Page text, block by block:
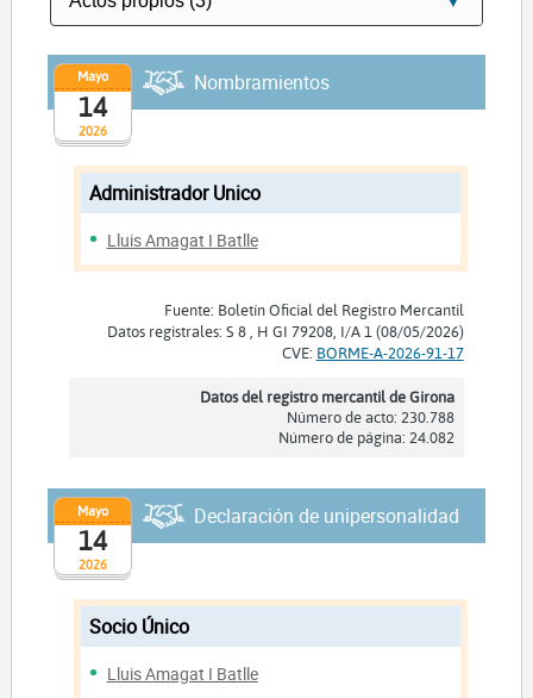
2026
Mayo
14
Nombramientos
Administrador Unico
Lluis Amagat I Batlle
Fuente: Boletín Oficial del Registro Mercantil
Datos registrales: S 8 , H GI 79208, I/A 1 (08/05/2026)
CVE: BORME-A-2026-91-17
Datos del registro mercantil de Girona
Número de acto: 230.788
Número de página: 24.082
2026
Mayo
14
Declaración de unipersonalidad
Socio Único
Lluis Amagat I Batlle